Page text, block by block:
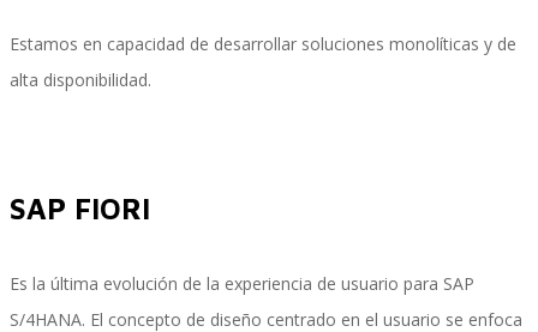
SAP NetWeaver
Estamos en capacidad de desarrollar soluciones monolíticas y de
alta disponibilidad.
SAP FIORI
Es la última evolución de la experiencia de usuario para SAP
S/4HANA. El concepto de diseño centrado en el usuario se enfoca